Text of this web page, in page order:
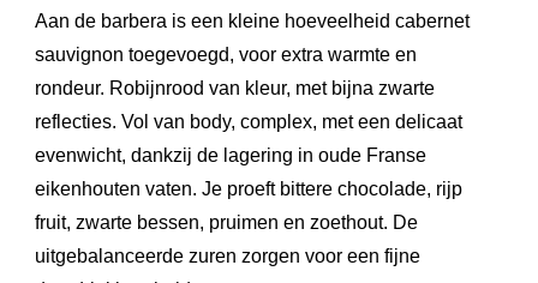
Aan de barbera is een kleine hoeveelheid cabernet
sauvignon toegevoegd, voor extra warmte en
rondeur. Robijnrood van kleur, met bijna zwarte
reflecties. Vol van body, complex, met een delicaat
evenwicht, dankzij de lagering in oude Franse
eikenhouten vaten. Je proeft bittere chocolade, rijp
fruit, zwarte bessen, pruimen en zoethout. De
uitgebalanceerde zuren zorgen voor een fijne